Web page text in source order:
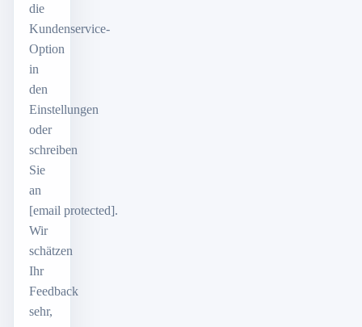
die
Kundenservice-
Option
in
den
Einstellungen
oder
schreiben
Sie
an
[email protected].
Wir
schätzen
Ihr
Feedback
sehr,